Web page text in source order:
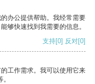
办公提供帮助。我经常需要
够快速找到我需要的信息。
支持[0] 反对[0]
工作需求。我可以使用它来